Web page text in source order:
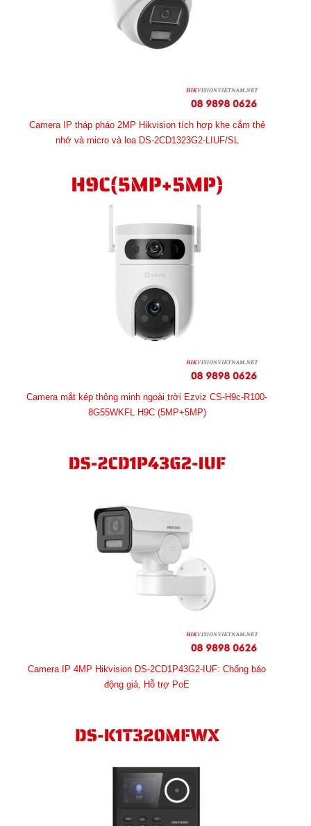
Camera IP tháp pháo 2MP Hikvision tích hợp khe cắm thẻ
nhớ và micro và loa DS-2CD1323G2-LIUF/SL
Camera mắt kép thông minh ngoài trời Ezviz CS-H9c-R100-
8G55WKFL H9C (5MP+5MP)
Camera IP 4MP Hikvision DS-2CD1P43G2-IUF: Chống báo
động giả, Hỗ trợ PoE